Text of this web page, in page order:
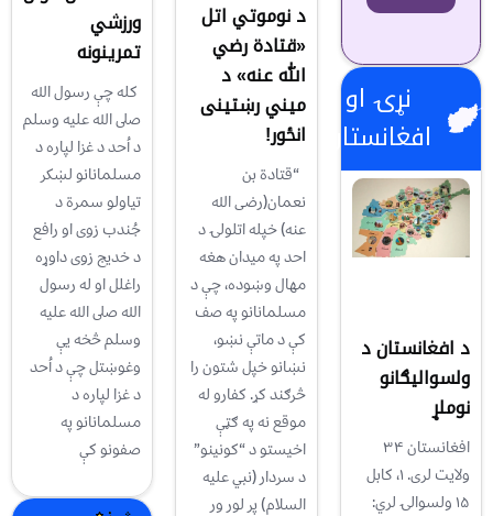
نړۍ او
افغانستان
د افغانستان د
ولسوالیګانو
نوملړ
افغانستان ۳۴
ولایت لری. ۱، کابل
۱۵ ولسوالۍ لري:
د نوموتي اتل
«قتادة رضي
الله عنه» د
میني رښتینی
انځور!
“قتادة بن
نعمان(رضی الله
عنه) خپله اتلولۍ د
احد په میدان هغه
مهال وښوده، چې د
مسلمانانو په صف
کې د ماتې نښو،
نښانو خپل شتون را
څرګند کړ. کفارو له
موقع نه په ګټې
اخیستو د “کونینو”
د سردار (نبي علیه
السلام) پر لور ور
ورزشي
تمرينونه
کله چې رسول الله
صلى الله عليه وسلم
د اُحد د غزا لپاره د
مسلمانانو لښکر
تياولو سمرة د
جُندب زوى او رافع
د خديج زوى داوړه
راغلل او له رسول
الله صلى الله عليه
وسلم څخه يې
وغوښتل چې د اُحد
د غزا لپاره د
مسلمانانو په
صفونو کې